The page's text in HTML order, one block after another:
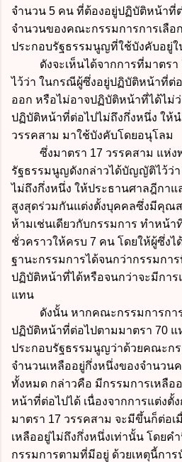
จำนวน 5 คน ที่ต้องอยู่ปฏิบัติหน้าที่
จำนวนของคณะกรรมการการเลื
ประกอบรัฐธรรมนูญที่ใช้บังคับอยู่ใ
ดังจะเห็นได้จากการที่มาตรา
ไว้ว่า ในกรณีผู้ซึ่งอยู่ปฏิบัติหน้าที่ต่
ออก หรือไม่อาจปฏิบัติหน้าที่ได้ไม่
ปฏิบัติหน้าที่ต่อไปไม่ถึงกึ่งหนึ่ง ให้
วรรคสาม มาใช้บังคับโดยอนุโลม
ซึ่งมาตรา 17 วรรคสาม แห่ง
รัฐธรรมนูญดังกล่าวได้บัญญัติไว้ว่
ไม่ถึงกึ่งหนึ่ง ให้ประธานศาลฎีกา
สูงสุดร่วมกันแต่งตั้งบุคคลซึ่งมีคุณ
ห้ามเช่นเดียวกับกรรมการ ทำหน้า
ชั่วคราวให้ครบ 7 คน โดยให้ผู้ซึ่ง
ฐานะกรรมการได้จนกว่ากรรมกา
ปฏิบัติหน้าที่ได้หรือจนกว่าจะมีการ
แทน
ดังนั้น หากคณะกรรมการการเ
ปฏิบัติหน้าที่ต่อไปตามมาตรา 70
ประกอบรัฐธรรมนูญว่าด้วยคณะกร
จำนวนเหลืออยู่กึ่งหนึ่งของจำนวน
ทั้งหมด กล่าวคือ มีกรรมการเหลื
หน้าที่ต่อไปได้ เนื่องจากการแต่งตั้
มาตรา 17 วรรคสาม จะมีขึ้นก็ต่อเ
เหลืออยู่ไม่ถึงกึ่งหนึ่งเท่านั้น โดยค
กรรมการตามที่มีอยู่ ด้วยเหตุนี้กา